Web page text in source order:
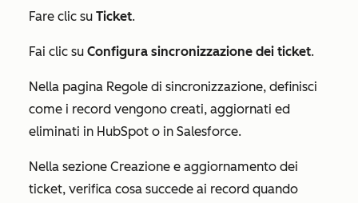
Fare clic su Ticket.
Fai clic su Configura sincronizzazione dei ticket.
Nella pagina Regole di sincronizzazione, definisci
come i record vengono creati, aggiornati ed
eliminati in HubSpot o in Salesforce.
Nella sezione Creazione e aggiornamento dei
ticket, verifica cosa succede ai record quando